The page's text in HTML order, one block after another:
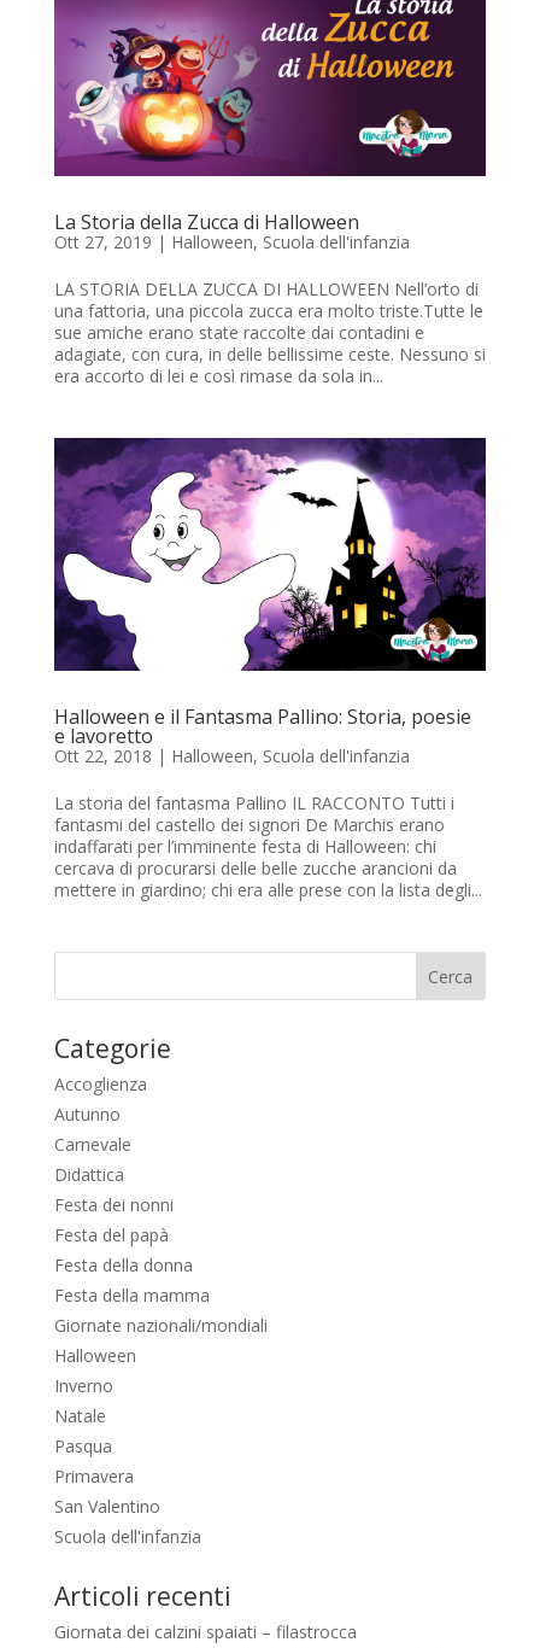
La Storia della Zucca di Halloween
Ott 27, 2019 | Halloween, Scuola dell'infanzia
LA STORIA DELLA ZUCCA DI HALLOWEEN Nell’orto di
una fattoria, una piccola zucca era molto triste.Tutte le
sue amiche erano state raccolte dai contadini e
adagiate, con cura, in delle bellissime ceste. Nessuno si
era accorto di lei e così rimase da sola in...
Halloween e il Fantasma Pallino: Storia, poesie
e lavoretto
Ott 22, 2018 | Halloween, Scuola dell'infanzia
La storia del fantasma Pallino IL RACCONTO Tutti i
fantasmi del castello dei signori De Marchis erano
indaffarati per l’imminente festa di Halloween: chi
cercava di procurarsi delle belle zucche arancioni da
mettere in giardino; chi era alle prese con la lista degli...
Categorie
Accoglienza
Autunno
Carnevale
Didattica
Festa dei nonni
Festa del papà
Festa della donna
Festa della mamma
Giornate nazionali/mondiali
Halloween
Inverno
Natale
Pasqua
Primavera
San Valentino
Scuola dell'infanzia
Articoli recenti
Giornata dei calzini spaiati – filastrocca